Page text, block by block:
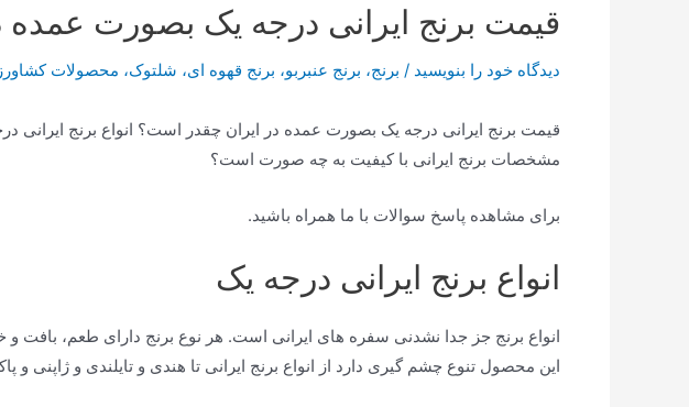
قیمت برنج ایرانی درجه یک بصورت عمده
دیدگاه‌ خود را بنویسید / برنج، برنج عنبربو، برنج قهوه ای، شلتوک، محصولات
قیمت برنج ایرانی درجه یک بصورت عمده در ایران چقدر است؟ انواع برنج ایرانی
مشخصات برنج ایرانی با کیفیت به چه صورت است؟
برای مشاهده پاسخ سوالات با ما همراه باشید.
انواع برنج ایرانی درجه یک
انواع برنج جز جدا نشدنی سفره های ایرانی است. هر نوع برنج دارای طعم،
این محصول تنوع چشم گیری دارد از انواع برنج ایرانی تا هندی و تایلندی و ژاپنی و